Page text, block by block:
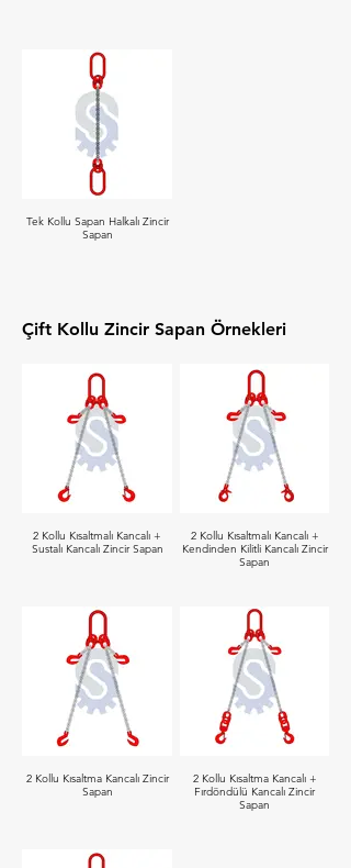
Tek Kollu Sapan Halkalı Zincir
Sapan
Çift Kollu Zincir Sapan Örnekleri
2 Kollu Kısaltmalı Kancalı +
Sustalı Kancalı Zincir Sapan
2 Kollu Kısaltmalı Kancalı +
Kendinden Kilitli Kancalı Zincir
Sapan
2 Kollu Kısaltma Kancalı Zincir
Sapan
2 Kollu Kısaltma Kancalı +
Fırdöndülü Kancalı Zincir
Sapan